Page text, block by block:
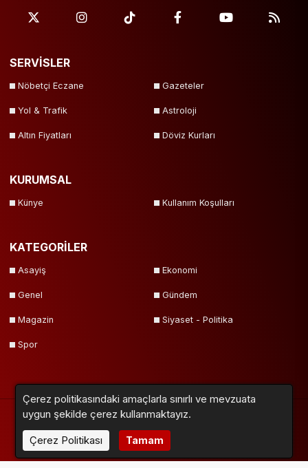
SERVİSLER
Nöbetçi Eczane Gazeteler
Yol & Trafik Astroloji
Altın Fiyatları Döviz Kurları
KURUMSAL
Künye Kullanım Koşulları
KATEGORİLER
Asayiş Ekonomi
Genel Gündem
Magazin Siyaset - Politika
Spor
YazarlarVideolar GalerilerAnketler
Çerez politikasındaki amaçlarla sınırlı ve mevzuata
uygun şekilde çerez kullanmaktayız.
Çerez Politikası
Tamam